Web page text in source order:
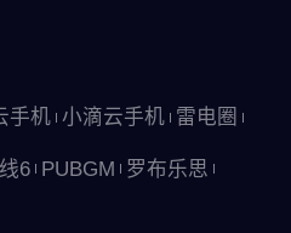
手机 小滴云手机 雷电圈
6 PUBGM 罗布乐思